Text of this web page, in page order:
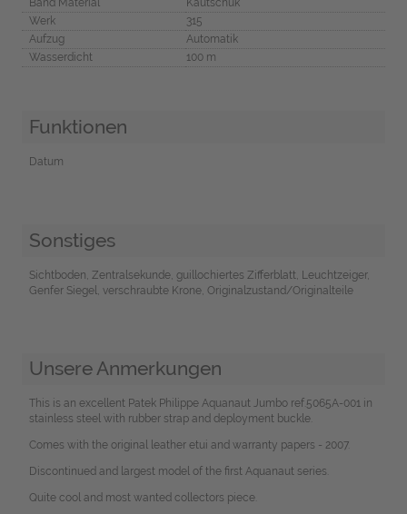
Band Material
Kautschuk
Werk
315
Aufzug
Automatik
Wasserdicht
100 m
Funktionen
Datum
Sonstiges
Sichtboden, Zentralsekunde, guillochiertes Zifferblatt, Leuchtzeiger,
Genfer Siegel, verschraubte Krone, Originalzustand/Originalteile
Unsere Anmerkungen
This is an excellent Patek Philippe Aquanaut Jumbo ref.5065A-001 in
stainless steel with rubber strap and deployment buckle.
Comes with the original leather etui and warranty papers - 2007.
Discontinued and largest model of the first Aquanaut series.
Quite cool and most wanted collectors piece.